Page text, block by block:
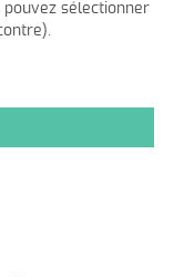
pouvez sélectionner